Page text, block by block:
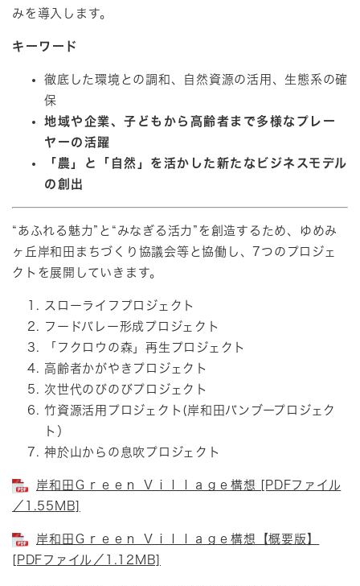
みを導入します。
キーワード
徹底した環境との調和、自然資源の活用、生態系の確
保
地域や企業、子どもから高齢者まで多様なプレー
ヤーの活躍
「農」と「自然」を活かした新たなビジネスモデル
の創出
“あふれる魅力”と“みなぎる活力”を創造するため、ゆめみ
ヶ丘岸和田まちづくり協議会等と協働し、7つのプロジェ
クトを展開していきます。
スローライフプロジェクト
フードバレー形成プロジェクト
「フクロウの森」再生プロジェクト
高齢者かがやきプロジェクト
次世代のびのびプロジェクト
竹資源活用プロジェクト(岸和田バンブープロジェク
ト）
神於山からの息吹プロジェクト
岸和田Ｇｒｅｅｎ Ｖｉｌｌａｇｅ構想 [PDFファイル
／1.55MB]
岸和田Ｇｒｅｅｎ Ｖｉｌｌａｇｅ構想【概要版】
[PDFファイル／1.12MB]